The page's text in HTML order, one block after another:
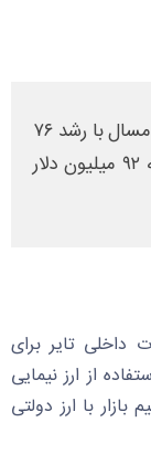
واردات لاستیک خودرو در دو ماهه نخست امسال با رشد ۷۶
درصدی نسبت به مدت مشابه سال قبل به ۹۲ میلیون دلار
داخلی تایر برای
از ارز نیمایی
با ارز دولتی